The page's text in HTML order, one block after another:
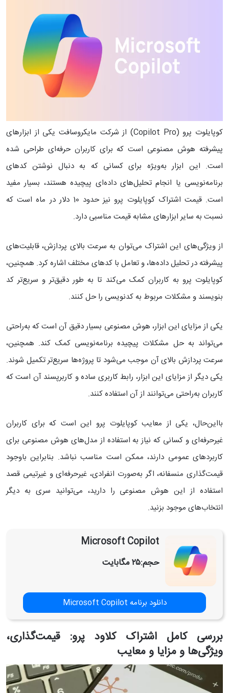
کوپایلوت پرو (Copilot Pro) از شرکت مایکروسافت یکی از ابزارهای
پیشرفته هوش مصنوعی است که برای کاربران حرفه‌ای طراحی شده
است. این ابزار به‌ویژه برای کسانی که به دنبال نوشتن کدهای
برنامه‌نویسی یا انجام تحلیل‌های داده‌ای پیچیده هستند، بسیار مفید
است. قیمت اشتراک کوپایلوت پرو نیز حدود 10 دلار در ماه است که
نسبت به سایر ابزارهای مشابه قیمت مناسبی دارد.
از ویژگی‌های این اشتراک می‌توان به‌ سرعت بالای پردازش، قابلیت‌های
پیشرفته در تحلیل داده‌ها، و تعامل با کدهای مختلف اشاره کرد. همچنین،
کوپایلوت پرو به کاربران کمک می‌کند تا به طور دقیق‌تر و سریع‌تر کد
بنویسند و مشکلات مربوط به کدنویسی را حل کنند.
یکی از مزایای این ابزار، هوش مصنوعی بسیار دقیق آن است که به‌راحتی
می‌تواند به حل مشکلات پیچیده برنامه‌نویسی کمک کند. همچنین،
سرعت پردازش بالای آن موجب می‌شود تا پروژه‌ها سریع‌تر تکمیل شوند.
یکی دیگر از مزایای این ابزار، رابط کاربری ساده و کاربرپسند آن است که
کاربران به‌راحتی می‌توانند از آن استفاده کنند.
بااین‌حال، یکی از معایب کوپایلوت پرو این است که برای کاربران
غیرحرفه‌ای و کسانی که نیاز به استفاده از مدل‌های هوش مصنوعی برای
کاربردهای عمومی دارند، ممکن است مناسب نباشد. بنابراین باوجود
قیمت‌گذاری منسفانه، اگر به‌صورت انفرادی، غیرحرفه‌ای و غیرتیمی قصد
استفاده از این هوش مصنوعی را دارید، می‌توانید سری به دیگر
انتخاب‌های موجود بزنید.
Microsoft Copilot
حجم:۲۵ مگابایت
دانلود برنامه ​​Microsoft Copilot
بررسی کامل اشتراک کلاود پرو: قیمت‌گذاری،
ویژگی‌ها و مزایا و معایب